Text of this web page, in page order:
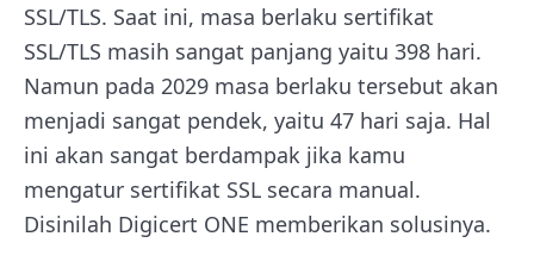
SSL/TLS. Saat ini, masa berlaku sertifikat
SSL/TLS masih sangat panjang yaitu 398 hari.
Namun pada 2029 masa berlaku tersebut akan
menjadi sangat pendek, yaitu 47 hari saja. Hal
ini akan sangat berdampak jika kamu
mengatur sertifikat SSL secara manual.
Disinilah Digicert ONE memberikan solusinya.